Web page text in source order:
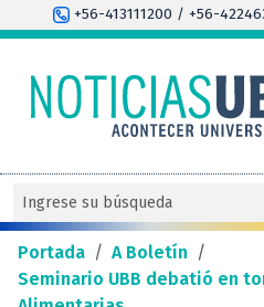
+56-413111200 / +56-
Portada / A Boletín /
Seminario UBB debatió en